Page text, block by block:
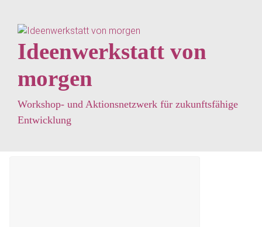
Ideenwerkstatt von
morgen
Workshop- und Aktionsnetzwerk für zukunftsfähige
Entwicklung